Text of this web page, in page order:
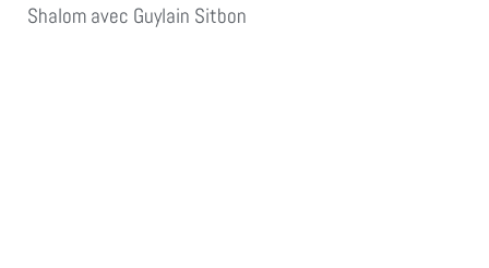
Shalom avec Guylain Sitbon